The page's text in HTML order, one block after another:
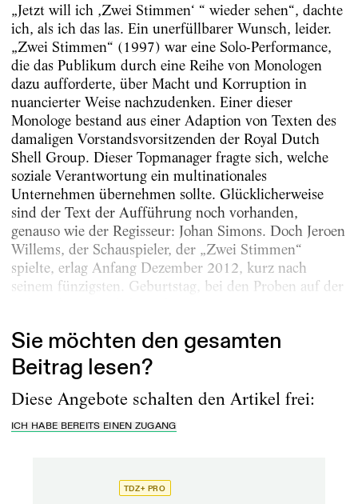
„Jetzt will ich ‚Zwei Stimmen‘ “ wieder sehen“, dachte
ich, als ich das las. Ein unerfüllbarer Wunsch, leider.
„Zwei Stimmen“ (1997) war eine Solo-Performance,
die das Publikum durch eine Reihe von Monologen
dazu aufforderte, über Macht und Korruption in
nuancierter Weise nachzudenken. Einer dieser
Monologe bestand aus einer Adaption von Texten des
damaligen Vorstandsvorsitzenden der Royal Dutch
Shell Group. Dieser Topmanager fragte sich, welche
soziale Verantwortung ein multinationales
Unternehmen übernehmen sollte. Glücklicherweise
sind der Text der Aufführung noch vorhanden,
genauso wie der Regisseur: Johan Simons. Doch ­Jeroen
Willems, der Schauspieler, der „Zwei Stimmen“
spielte, erlag Anfang Dezember 2012, kurz nach
seinem fünzigsten. Geburtstag, bei den Proben auf der
Sie möchten den gesamten
Beitrag lesen?
Diese Angebote schalten den Artikel frei:
ICH HABE BEREITS EINEN ZUGANG
TDZ+ PRO